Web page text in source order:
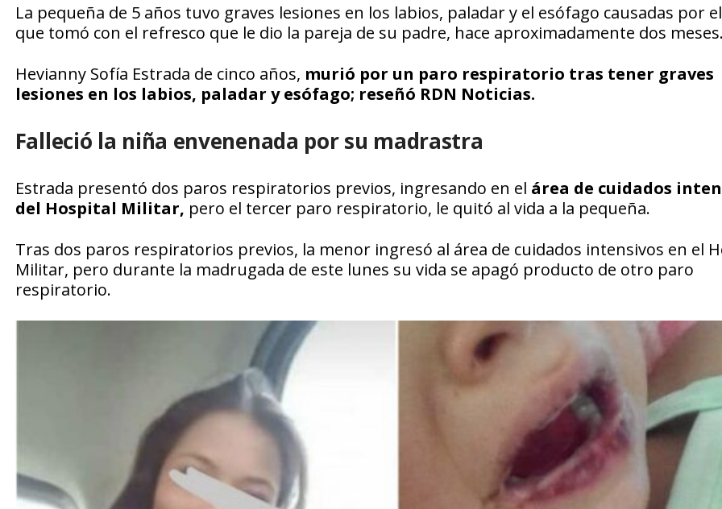
La pequeña de 5 años tuvo graves lesiones en los labios, paladar y el esófago causadas por
que tomó con el refresco que le dio la pareja de su padre, hace aproximadamente dos meses.
Hevianny Sofía Estrada de cinco años, murió por un paro respiratorio tras tener graves
lesiones en los labios, paladar y esófago; reseñó RDN Noticias.
Falleció la niña envenenada por su madrastra
Estrada presentó dos paros respiratorios previos, ingresando en el área de cuidados
del Hospital Militar, pero el tercer paro respiratorio, le quitó al vida a la pequeña.
Tras dos paros respiratorios previos, la menor ingresó al área de cuidados intensivos en el
Militar, pero durante la madrugada de este lunes su vida se apagó producto de otro paro
respiratorio.